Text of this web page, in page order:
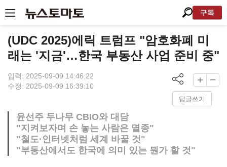
구독
(UDC 2025)에릭 트럼프 "암호화폐 미
래는 '지금'…한국 부동산 사업 준비 중"
입력: 2025-09-09 14:46:22
수정: 2025-09-09 16:39:10
답글쓰기
윤선주 두나무 CBIO와 대담
"지켜보자며 손 놓는 사람은 멸종"
"철도·인터넷처럼 세계 바꿀 것"
"부동산에서도 한국에 의미 있는 뭔가 할 것"